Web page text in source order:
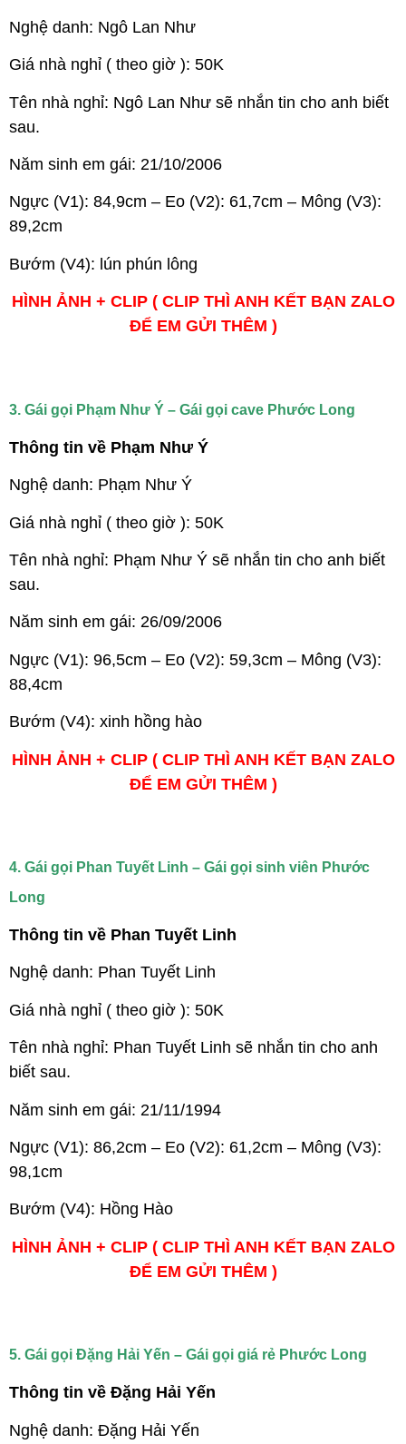
Nghệ danh: Ngô Lan Như
Giá nhà nghỉ ( theo giờ ): 50K
Tên nhà nghỉ: Ngô Lan Như sẽ nhắn tin cho anh biết
sau.
Năm sinh em gái: 21/10/2006
Ngực (V1): 84,9cm – Eo (V2): 61,7cm – Mông (V3):
89,2cm
Bướm (V4): lún phún lông
HÌNH ẢNH + CLIP ( CLIP THÌ ANH KẾT BẠN ZALO
ĐỂ EM GỬI THÊM )
3. Gái gọi Phạm Như Ý – Gái gọi cave Phước Long
Thông tin về Phạm Như Ý
Nghệ danh: Phạm Như Ý
Giá nhà nghỉ ( theo giờ ): 50K
Tên nhà nghỉ: Phạm Như Ý sẽ nhắn tin cho anh biết
sau.
Năm sinh em gái: 26/09/2006
Ngực (V1): 96,5cm – Eo (V2): 59,3cm – Mông (V3):
88,4cm
Bướm (V4): xinh hồng hào
HÌNH ẢNH + CLIP ( CLIP THÌ ANH KẾT BẠN ZALO
ĐỂ EM GỬI THÊM )
4. Gái gọi Phan Tuyết Linh – Gái gọi sinh viên Phước
Long
Thông tin về Phan Tuyết Linh
Nghệ danh: Phan Tuyết Linh
Giá nhà nghỉ ( theo giờ ): 50K
Tên nhà nghỉ: Phan Tuyết Linh sẽ nhắn tin cho anh
biết sau.
Năm sinh em gái: 21/11/1994
Ngực (V1): 86,2cm – Eo (V2): 61,2cm – Mông (V3):
98,1cm
Bướm (V4): Hồng Hào
HÌNH ẢNH + CLIP ( CLIP THÌ ANH KẾT BẠN ZALO
ĐỂ EM GỬI THÊM )
5. Gái gọi Đặng Hải Yến – Gái gọi giá rẻ Phước Long
Thông tin về Đặng Hải Yến
Nghệ danh: Đặng Hải Yến